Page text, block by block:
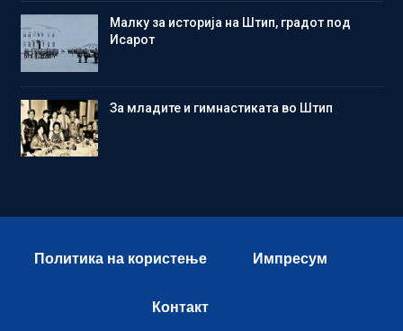
Малку за историја на Штип, градот под
Исарот
Зa младите и гимнастиката во Штип
Политика на користење Импресум
Контакт